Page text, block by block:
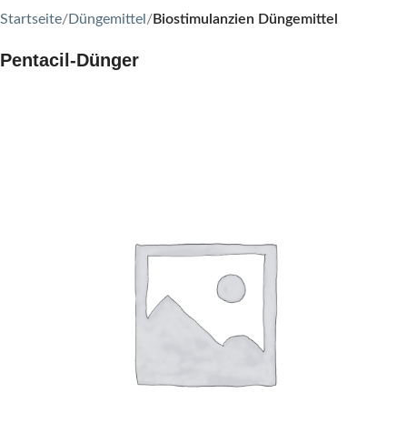
Startseite Düngemittel Biostimulanzien Düngemittel
Pentacil-Dünger